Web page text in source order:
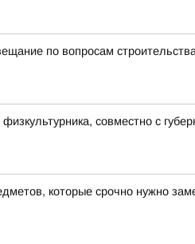
по вопросам
совместно с
которые срочно нужно